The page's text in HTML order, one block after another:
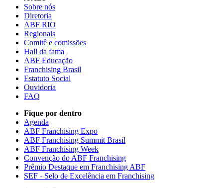
Sobre nós
Diretoria
ABF RIO
Regionais
Comitê e comissões
Hall da fama
ABF Educação
Franchising Brasil
Estatuto Social
Ouvidoria
FAQ
Fique por dentro
Agenda
ABF Franchising Expo
ABF Franchising Summit Brasil
ABF Franchising Week
Convenção do ABF Franchising
Prêmio Destaque em Franchising ABF
SEF - Selo de Excelência em Franchising